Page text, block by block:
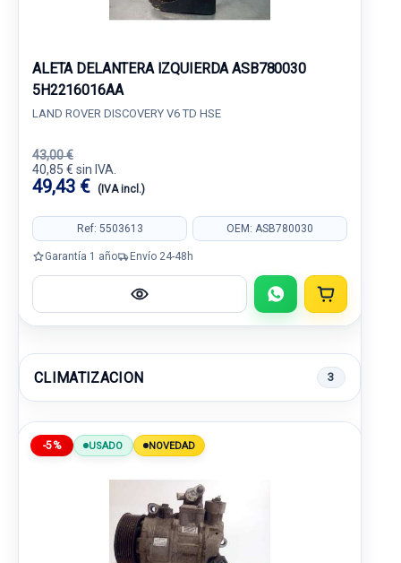
ALETA DELANTERA IZQUIERDA ASB780030
5H2216016AA
LAND ROVER DISCOVERY V6 TD HSE
43,00 €
40,85 € sin IVA.
49,43 € (IVA incl.)
Ref: 5503613 OEM: ASB780030
Garantía 1 año Envío 24-48h
CLIMATIZACION 3
-5% USADO NOVEDAD